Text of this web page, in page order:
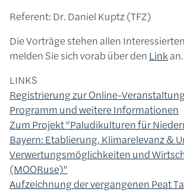
Referent: Dr. Daniel Kuptz (TFZ)
Die Vorträge stehen allen
melden Sie sich vorab über den Linkan.
LINKS
Registrierung zur Online-
Programm und weitere Informationen
Zum Projekt "Paludikulturen für
Bayern: Etablierung, Klimarelevanz &
Verwertungsmöglichkeiten und
(MOORuse)"
Aufzeichnung der vergangenen Peat